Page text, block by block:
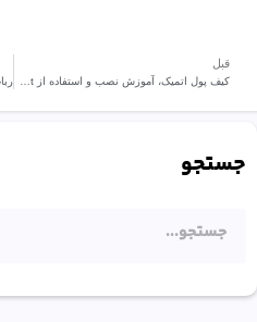
قبل
کیف پول اتمیک، آموزش نصب و استفاده از Atomic Wallet
جستجو